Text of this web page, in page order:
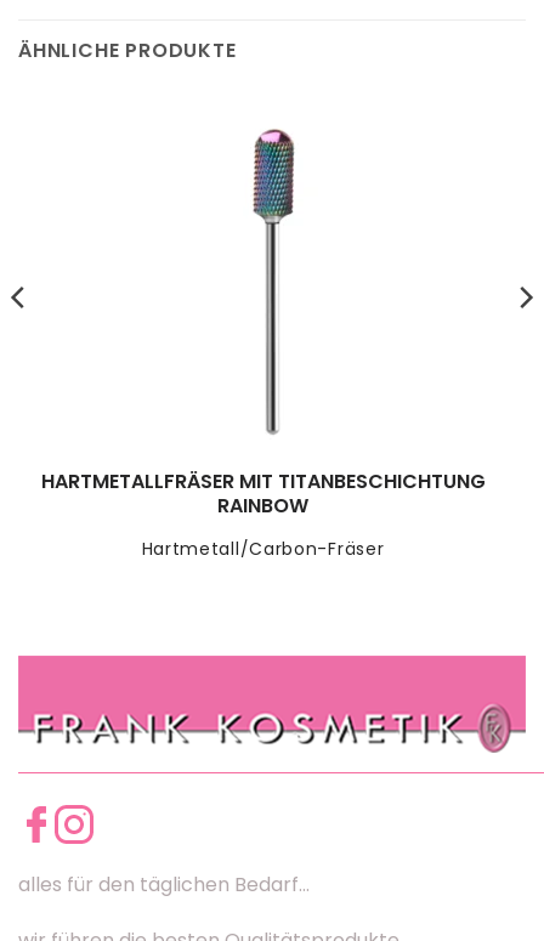
ÄHNLICHE PRODUKTE
Hartmetall/Carbon-Fräser
HARTMETALLFRÄSER MIT TITANBESCHICHTUNG
RAINBOW
alles für den täglichen Bedarf...